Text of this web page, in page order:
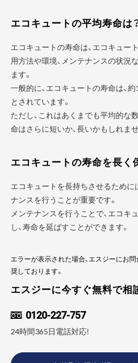
エコキュートの平均寿命は
エコキュートの寿命は、エコキュー
用方法や環境、メンテナンスの状況
ます。
一般的に、エコキュートの寿命は、
とされています。
ただし、これはあくまでも平均的な
命はさらに短いか、長いかもしれませ
エコキュートの寿命を長く
エコキュートを長持ちさせるために
ナンスを行うことが重要です。
メンテナンスを行うことで、エコキ
し、寿命を延ばすことができます。
エラーが表示された場合、エスジーにお
奨しております。
エスジーに今すぐ無料で相
0120-227-757
24時間365日電話対応!